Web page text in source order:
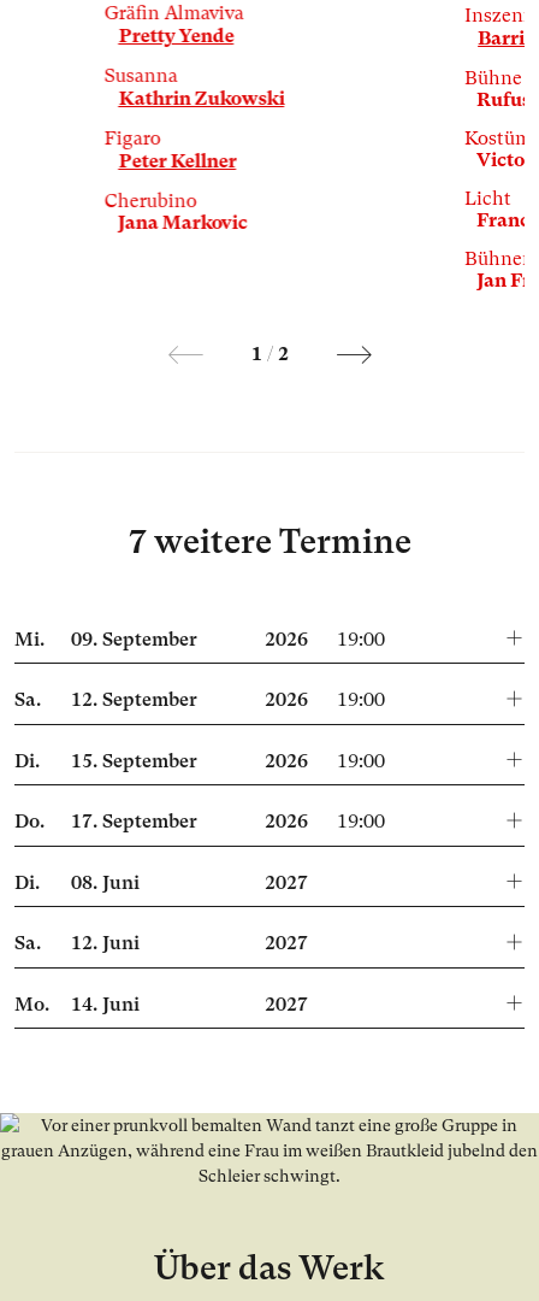
Gräfin Almaviva
Pretty Yende
Susanna
Kathrin Zukowski
Figaro
Peter Kellner
Cherubino
Jana Markovic
Barrie
Bühne
Rufus
Licht
Jan
1 / 2
7 weitere Termine
Mi. 09.September 2026 19:00
Sa. 12.September 2026 19:00
Di. 15.September 2026 19:00
Do. 17.September 2026 19:00
Di. 08.Juni 2027
Sa. 12.Juni 2027
Mo. 14.Juni 2027
Über das Werk